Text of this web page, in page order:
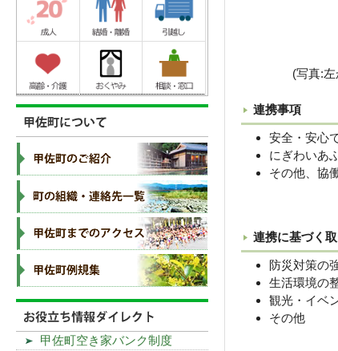
(写真:
連携事項
安全・安心
にぎわいあ
その他、協
連携に基づく
防災対策の
生活環境の
観光・イベ
その他
甲佐町空き家バンク制度